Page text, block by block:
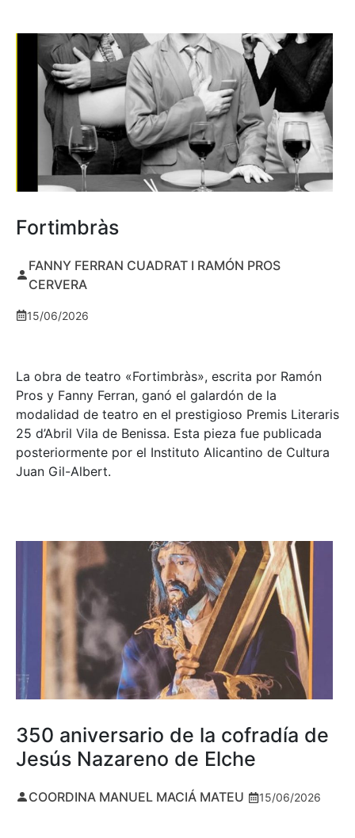
Fortimbràs
FANNY FERRAN CUADRAT I RAMÓN PROS
CERVERA
15/06/2026
La obra de teatro «Fortimbràs», escrita por Ramón
Pros y Fanny Ferran, ganó el galardón de la
modalidad de teatro en el prestigioso Premis Literaris
25 d’Abril Vila de Benissa. Esta pieza fue publicada
posteriormente por el Instituto Alicantino de Cultura
Juan Gil-Albert.
350 aniversario de la cofradía de
Jesús Nazareno de Elche
COORDINA MANUEL MACIÁ MATEU 15/06/2026